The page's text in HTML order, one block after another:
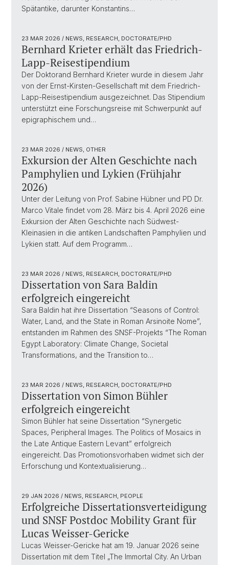
Spätantike, darunter Konstantins…
23 MAR 2026 / NEWS, RESEARCH, DOCTORATE/PHD
Bernhard Krieter erhält das Friedrich-
Lapp-Reisestipendium
Der Doktorand Bernhard Krieter wurde in diesem Jahr
von der Ernst-Kirsten-Gesellschaft mit dem Friedrich-
Lapp-Reisestipendium ausgezeichnet. Das Stipendium
unterstützt eine Forschungsreise mit Schwerpunkt auf
epigraphischem und…
23 MAR 2026 / NEWS, OTHER
Exkursion der Alten Geschichte nach
Pamphylien und Lykien (Frühjahr
2026)
Unter der Leitung von Prof. Sabine Hübner und PD Dr.
Marco Vitale findet vom 28. März bis 4. April 2026 eine
Exkursion der Alten Geschichte nach Südwest-
Kleinasien in die antiken Landschaften Pamphylien und
Lykien statt. Auf dem Programm…
23 MAR 2026 / NEWS, RESEARCH, DOCTORATE/PHD
Dissertation von Sara Baldin
erfolgreich eingereicht
Sara Baldin hat ihre Dissertation “Seasons of Control:
Water, Land, and the State in Roman Arsinoite Nome”,
entstanden im Rahmen des SNSF-Projekts “The Roman
Egypt Laboratory: Climate Change, Societal
Transformations, and the Transition to…
23 MAR 2026 / NEWS, RESEARCH, DOCTORATE/PHD
Dissertation von Simon Bühler
erfolgreich eingereicht
Simon Bühler hat seine Dissertation “Synergetic
Spaces, Peripheral Images. The Politics of Mosaics in
the Late Antique Eastern Levant” erfolgreich
eingereicht. Das Promotionsvorhaben widmet sich der
Erforschung und Kontextualisierung…
29 JAN 2026 / NEWS, RESEARCH, PEOPLE
Erfolgreiche Dissertationsverteidigung
und SNSF Postdoc Mobility Grant für
Lucas Weisser-Gericke
Lucas Weisser-Gericke hat am 19. Januar 2026 seine
Dissertation mit dem Titel „The Immortal City. An Urban